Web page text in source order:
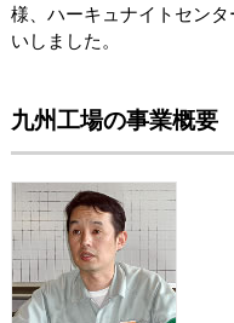
様、ハーキュナイトセン
いしました。
九州工場の事業概要